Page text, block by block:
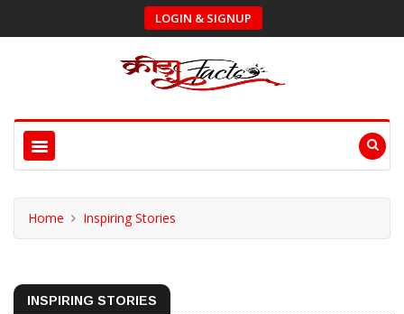
LOGIN & SIGNUP
Home Inspiring Stories
INSPIRING STORIES